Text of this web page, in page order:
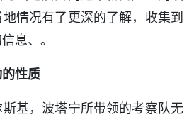
情况有了更深的了解，收集到
息、。
性质
基，波塔宁所带领的考察队无